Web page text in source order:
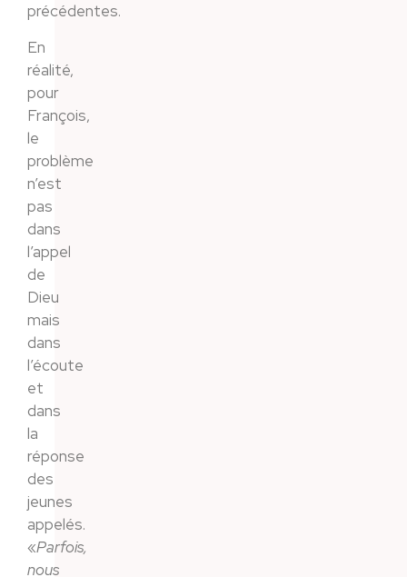
précédentes.
En
réalité,
pour
François,
le
problème
n’est
pas
dans
l’appel
de
Dieu
mais
dans
l’écoute
et
dans
la
réponse
des
jeunes
appelés.
«Parfois,
nous